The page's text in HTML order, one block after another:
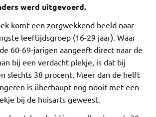
werd uitgevoerd.
komt een zorgwekkend beeld naar
leeftijdsgroep (16-29 jaar). Waar
60-69-jarigen aangeeft direct naar de
bij een verdacht plekje, is dat bij
slechts 38 procent. Meer dan de helft
is überhaupt nog nooit met een
bij de huisarts geweest.